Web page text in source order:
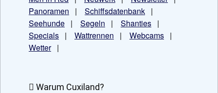
Panoramen | Schiffsdatenbank |
Seehunde | Segeln | Shanties |
Specials | Wattrennen | Webcams |
Wetter|
Warum Cuxiland?